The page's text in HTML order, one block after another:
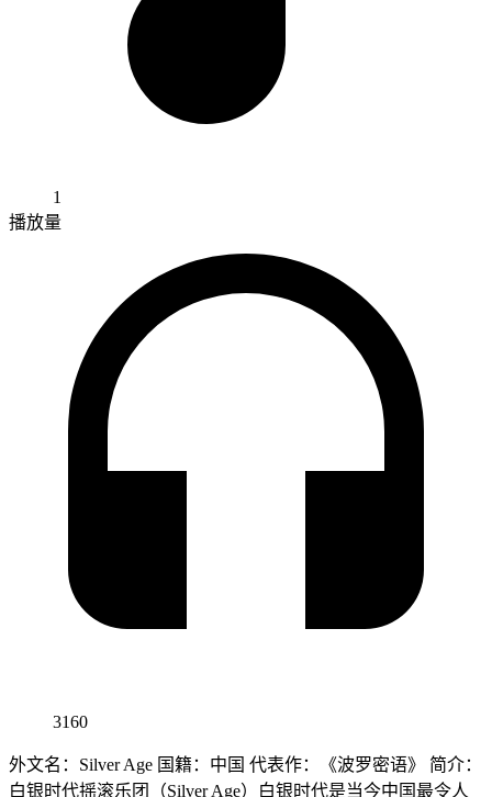
1
播放量
3160
外文名：Silver Age 国籍：中国 代表作：《波罗密语》 简介：
白银时代摇滚乐团（Silver Age）白银时代是当今中国最令人